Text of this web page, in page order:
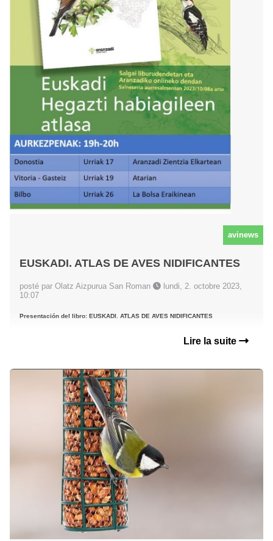
avinews
EUSKADI. ATLAS DE AVES NIDIFICANTES
posté par Olatz Aizpurua San Roman
lundi, 2. octobre 2023,
10:07
Presentación del libro: EUSKADI. ATLAS DE AVES NIDIFICANTES
Lire la suite